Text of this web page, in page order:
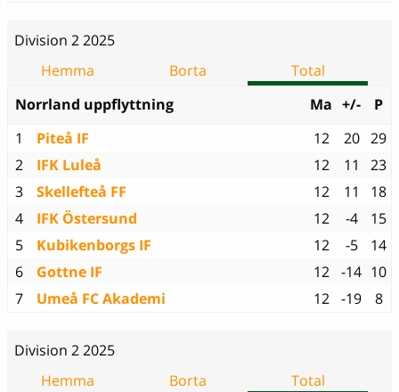
Division 2 2025
Hemma
Borta
Total
Norrland uppflyttning
Ma +/-
P
1
Piteå IF 12 20 29
2
IFK Luleå 12 11
23
3
Skellefteå FF 12 11
18
4
IFK Östersund 12 -4
15
5
Kubikenborgs IF 12 -5
14
6
Gottne IF 12 -14 10
7
Umeå FC Akademi 12 -19 8
Division 2 2025
Hemma
Borta
Total